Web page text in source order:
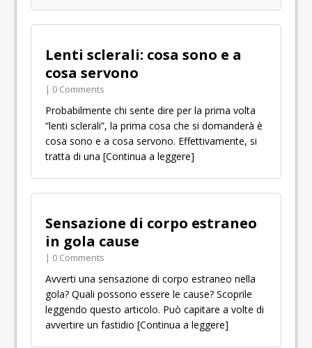
Lenti sclerali: cosa sono e a
cosa servono
| 0 Comments
Probabilmente chi sente dire per la prima volta
“lenti sclerali”, la prima cosa che si domanderà è
cosa sono e a cosa servono. Effettivamente, si
tratta di una [Continua a leggere]
Sensazione di corpo estraneo
in gola cause
| 0 Comments
Avverti una sensazione di corpo estraneo nella
gola? Quali possono essere le cause? Scoprile
leggendo questo articolo. Può capitare a volte di
avvertire un fastidio [Continua a leggere]